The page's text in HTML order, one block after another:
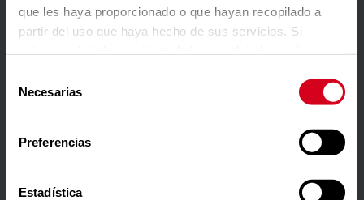
que les haya proporcionado o que hayan recopilado a
partir del uso que haya hecho de sus servicios. Si
Necesarias
Preferencias
Estadística
Política de privacidad
Política de cookies